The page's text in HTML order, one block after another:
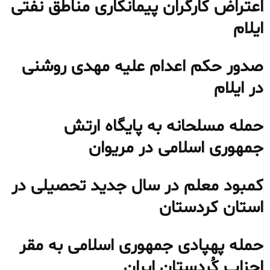
اعتراض کارگران پیمانکاری مناطق نفتی
ایلام
صدور حکم اعدام علیه مهدی روشنی
در ایلام
حمله مسلحانه به پایگاه ارتش
جمهوری اسلامی در مریوان
کمبود معلم در سال جدید تحصیلی در
استان کردستان
حمله پهپادی جمهوری اسلامی به مقر